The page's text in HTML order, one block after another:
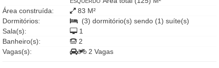
Área construída:
83 M²
Dormitórios:
(3) dormitório(s) sendo (1) suíte(s)
Sala(s):
1
Banheiro(s):
2
Vagas(s):
2 Vagas